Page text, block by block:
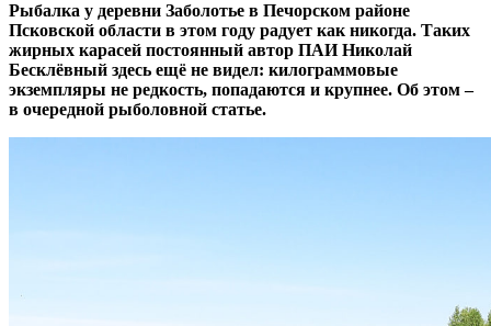
Рыбалка у деревни Заболотье в Печорском районе
Псковской области в этом году радует как никогда. Таких
жирных карасей постоянный автор ПАИ Николай
Бесклёвный здесь ещё не видел: килограммовые
экземпляры не редкость, попадаются и крупнее. Об этом –
в очередной рыболовной статье.